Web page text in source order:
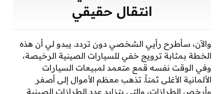
انتقال حقيقي
والآن، سأطرح رأيي الشخصي دون تردد. يبدو لي أن هذه
الخطة بمثابة ترويج خفي للسيارات الصينية الرخيصة،
وفي الوقت نفسه قمع متعمد لمبيعات السيارات
الألمانية الأغلى ثمناً. تذهب معظم الأموال إلى أصغر
وأرخص الطرازات، والتي يتزايد عدد الطرازات الصينية